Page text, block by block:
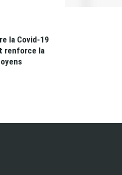
la Covid-19
renforce la